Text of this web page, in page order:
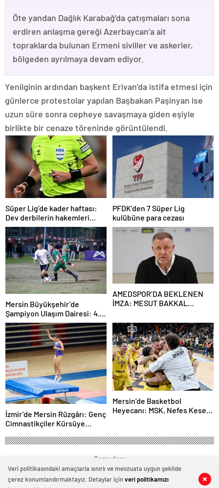
0 0
0 0
Öte yandan Dağlık Karabağ’da çatışmaları sona
erdiren anlaşma gereği Azerbaycan’a ait
topraklarda bulunan Ermeni siviller ve askerler,
bölgeden ayrılmaya devam ediyor.
Yenilginin ardından başkent Erivan’da istifa etmesi için
günlerce protestolar yapılan Başbakan Paşinyan ise
uzun süre sonra cepheye savaşmaya giden eşiyle
birlikte bir cenaze töreninde görüntülendi.
Süper Lig’de kader haftası:
Dev derbilerin hakemleri
açıklandı
PFDK’den 7 Süper Lig
kulübüne para cezası
Mersin Büyükşehir’de
Şampiyon Ulaşım Dairesi: 4.
Birimler Arası Futbol Turnu
AMEDSPOR’DA BEKLENEN
İMZA: MESUT BAKKAL
İzmir’de Mersin Rüzgârı: Genç
Cimnastikçiler Kürsüye
Mersin’de Basketbol
Heyecanı: MSK, Nefes Kesen
Temadam
Veri politikasındaki amaçlarla sınırlı ve mevzuata uygun şekilde
çerez konumlandırmaktayız. Detaylar içinveri politikamızı